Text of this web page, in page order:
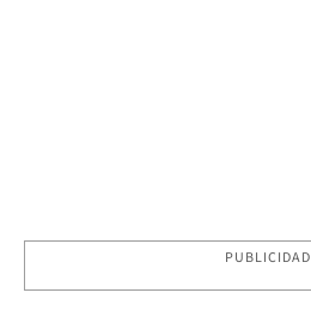
PUBLICIDAD